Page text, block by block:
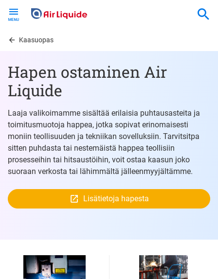
contentKaasuopas
Hapen ostaminen Air
Liquide
Laaja valikoimamme sisältää erilaisia puhtausasteita ja
toimitusmuotoja happea, jotka sopivat erinomaisesti
moniin teollisuuden ja tekniikan sovelluksiin. Tarvitsitpa
sitten puhdasta tai nestemäistä happea teollisiin
prosesseihin tai hitsaustöihin, voit ostaa kaasun joko
suoraan verkosta tai lähimmältä jälleenmyyjältämme.
Lisätietoja hapesta